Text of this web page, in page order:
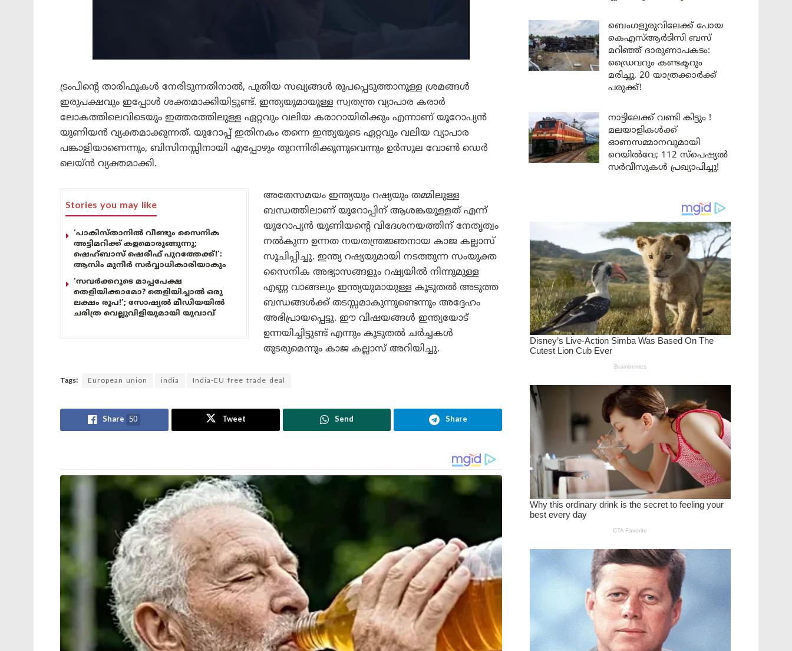
ട്രംപിന്റെ താരിഫുകൾ നേരിടുന്നതിനാൽ, പുതിയ സഖ്യങ്ങൾ രൂപപ്പെടുത്താനുള്ള ശ്രമങ്ങൾ
ഇരുപക്ഷവും ഇപ്പോൾ ശക്തമാക്കിയിട്ടുണ്ട്. ഇന്ത്യയുമായുള്ള സ്വതന്ത്ര വ്യാപാര കരാർ
ലോകത്തിലെവിടെയും ഇത്തരത്തിലുള്ള ഏറ്റവും വലിയ കരാറായിരിക്കും എന്നാണ് യൂറോപ്യൻ
യൂണിയൻ വ്യക്തമാക്കുന്നത്. യൂറോപ്പ് ഇതിനകം തന്നെ ഇന്ത്യയുടെ ഏറ്റവും വലിയ വ്യാപാര
പങ്കാളിയാണെന്നും, ബിസിനസ്സിനായി എപ്പോഴും തുറന്നിരിക്കുന്നുവെന്നും ഉർസുല വോൺ ഡെർ
ലെയ്ൻ വ്യക്തമാക്കി.
Stories you may like
‘പാകിസ്താനിൽ വീണ്ടും സൈനിക
അട്ടിമറിക്ക് കളമൊരുങ്ങുന്നു;
ഷെഹ്ബാസ് ഷെരീഫ് പുറത്തേക്ക്!’:
ആസിം മുനീർ സർവ്വാധികാരിയാകും
‘സവർക്കറുടെ മാപ്പപേക്ഷ
തെളിയിക്കാമോ? തെളിയിച്ചാൽ ഒരു
ലക്ഷം രൂപ!’; സോഷ്യൽ മീഡിയയിൽ
ചരിത്ര വെല്ലുവിളിയുമായി യുവാവ്
അതേസമയം ഇന്ത്യയും റഷ്യയും തമ്മിലുള്ള
ബന്ധത്തിലാണ് യൂറോപ്പിന് ആശങ്കയുള്ളത് എന്ന്
യൂറോപ്യൻ യൂണിയന്റെ വിദേശനയത്തിന് നേതൃത്വം
നൽകുന്ന ഉന്നത നയതന്ത്രജ്ഞനായ കാജ കല്ലാസ്
സൂചിപ്പിച്ചു. ഇന്ത്യ റഷ്യയുമായി നടത്തുന്ന സംയുക്ത
സൈനിക അഭ്യാസങ്ങളും റഷ്യയിൽ നിന്നുമുള്ള
എണ്ണ വാങ്ങലും ഇന്ത്യയുമായുള്ള കൂടുതൽ അടുത്ത
ബന്ധങ്ങൾക്ക് തടസ്സമാകുന്നുണ്ടെന്നും അദ്ദേഹം
അഭിപ്രായപ്പെട്ടു. ഈ വിഷയങ്ങൾ ഇന്ത്യയോട്
ഉന്നയിച്ചിട്ടുണ്ട് എന്നും കൂടുതൽ ചർച്ചകൾ
തുടരുമെന്നും കാജ കല്ലാസ് അറിയിച്ചു.
Tags: European union india India-EU free trade deal
Share 50 Tweet Send Share
ബെംഗളൂരുവിലേക്ക് പോയ
കെഎസ്ആർടിസി ബസ്
മറിഞ്ഞ് ദാരുണാപകടം:
ഡ്രൈവറും കണ്ടക്ടറും
മരിച്ചു, 20 യാത്രക്കാർക്ക്
പരുക്ക്!
നാട്ടിലേക്ക് വണ്ടി കിട്ടും !
മലയാളികൾക്ക്
ഓണസമ്മാനവുമായി
റെയിൽവേ; 112 സ്പെഷ്യൽ
സർവീസുകൾ പ്രഖ്യാപിച്ചു!